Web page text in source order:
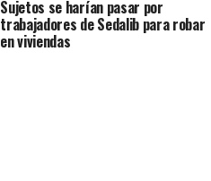
Sujetos se harían pasar por
trabajadores de Sedalib para robar
en viviendas